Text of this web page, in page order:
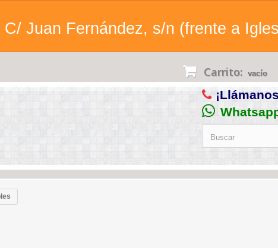
Juan Fernández, s/n (frente a
Carrito: vacío